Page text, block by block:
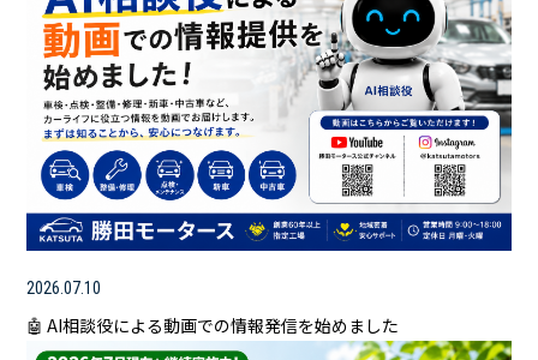
2026.07.10
🤖 AI相談役による動画での情報発信を始めました